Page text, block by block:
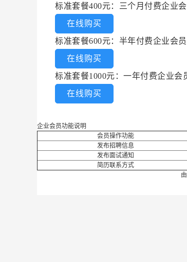
标准套餐400元：三个月付费企业
在线购买
标准套餐600元：半年付费企业会员
在线购买
标准套餐1000元：一年付费企业会
在线购买
企业会员功能说明
会员操作功能
发布招聘信息
发布面试通知
简历联系方式